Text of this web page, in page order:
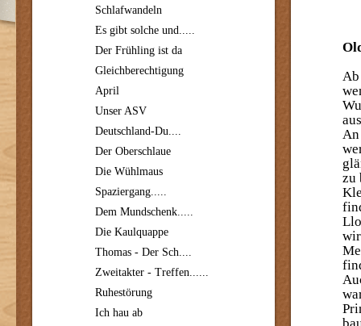
Ab
An
zu
Schlafwandeln
Es gibt solche und.....
Der Frühling ist da
Gleichberechtigung
April
Unser ASV
Deutschland-Du....
Der Oberschlaue
Die Wühlmaus
Spaziergang.....
Dem Mundschenk.....
Die Kaulquappe
Thomas - Der Sch....
Zweitakter - Treffen......
Ruhestörung
Ich hau ab